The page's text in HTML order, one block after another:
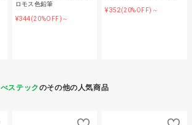
ロモス色鉛筆
¥344(20%OFF)～
¥352(20%OFF)～
べステックのその他の人気商品